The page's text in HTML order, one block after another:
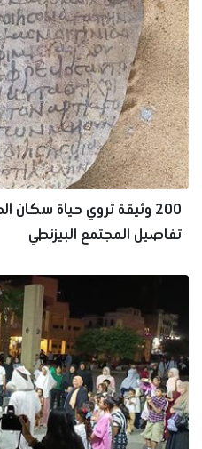
200 وثيقة تروي حياة
تفاصيل المجتمع البيزنطي